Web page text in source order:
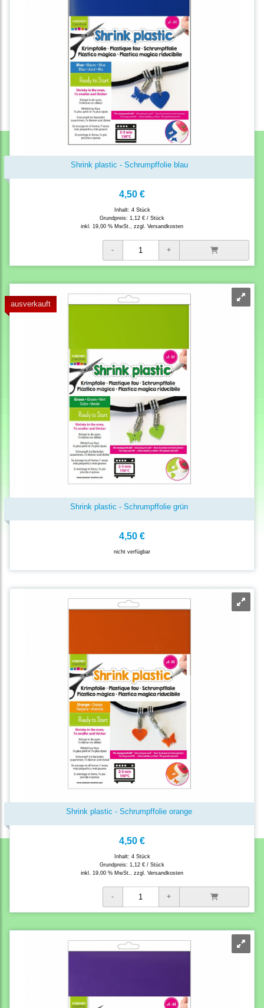
Shrink plastic - Schrumpffolie blau
4,50 €
Inhalt: 4 Stück
Grundpreis: 1,12 € / Stück
inkl. 19,00 % MwSt., zzgl. Versandkosten
ausverkauft
Shrink plastic - Schrumpffolie grün
4,50 €
nicht verfügbar
Shrink plastic - Schrumpffolie orange
4,50 €
Inhalt: 4 Stück
Grundpreis: 1,12 € / Stück
inkl. 19,00 % MwSt., zzgl. Versandkosten